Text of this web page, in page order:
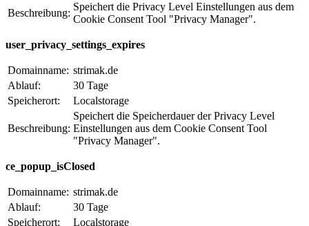
Beschreibung:
Speichert die Privacy Level Einstellungen aus dem
Cookie Consent Tool "Privacy Manager".
user_privacy_settings_expires
Domainname: strimak.de
Ablauf:
30 Tage
Speicherort:
Localstorage
Beschreibung:
Speichert die Speicherdauer der Privacy Level
Einstellungen aus dem Cookie Consent Tool
"Privacy Manager".
ce_popup_isClosed
Domainname: strimak.de
Ablauf:
30 Tage
Speicherort:
Localstorage